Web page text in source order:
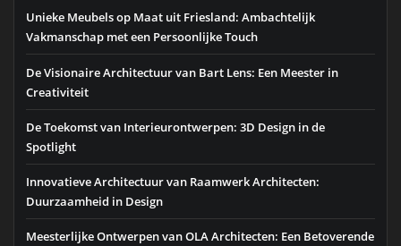
Unieke Meubels op Maat uit Friesland: Ambachtelijk
Vakmanschap met een Persoonlijke Touch
De Visionaire Architectuur van Bart Lens: Een Meester in
Creativiteit
De Toekomst van Interieurontwerpen: 3D Design in de
Spotlight
Innovatieve Architectuur van Raamwerk Architecten:
Duurzaamheid in Design
Meesterlijke Ontwerpen van OLA Architecten: Een Betoverende